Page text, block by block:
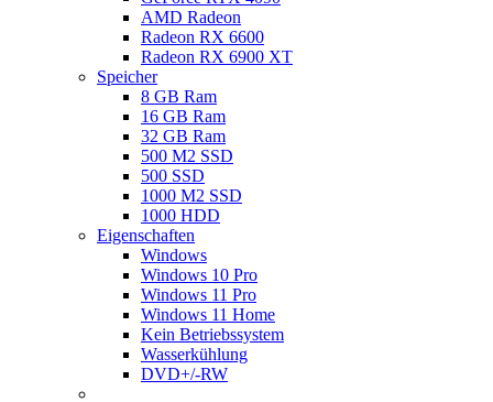
AMD Radeon
Radeon RX 6600
Radeon RX 6900 XT
Speicher
8 GB Ram
16 GB Ram
32 GB Ram
500 M2 SSD
500 SSD
1000 M2 SSD
1000 HDD
Eigenschaften
Windows
Windows 10 Pro
Windows 11 Pro
Windows 11 Home
Kein Betriebssystem
Wasserkühlung
DVD+/-RW